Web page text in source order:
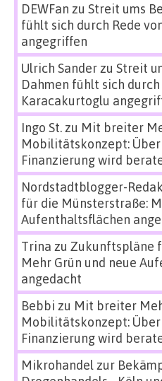
DEWFan zu Streit ums
fühlt sich durch Rede
angegriffen
Ulrich Sanderzu Streit
Dahmen fühlt sich durch
Karacakurtoglu
Ingo St.zu Mit breiter
Mobilitätskonzept:
Finanzierung wird
Nordstadtblogger-
für die Münsterstraße:
Aufenthaltsflächen
Trina zu Zukunftspläne
Mehr Grün und neue
angedacht
Bebbi zu Mit breiter
Mobilitätskonzept:
Finanzierung wird
Mikrohandel zur